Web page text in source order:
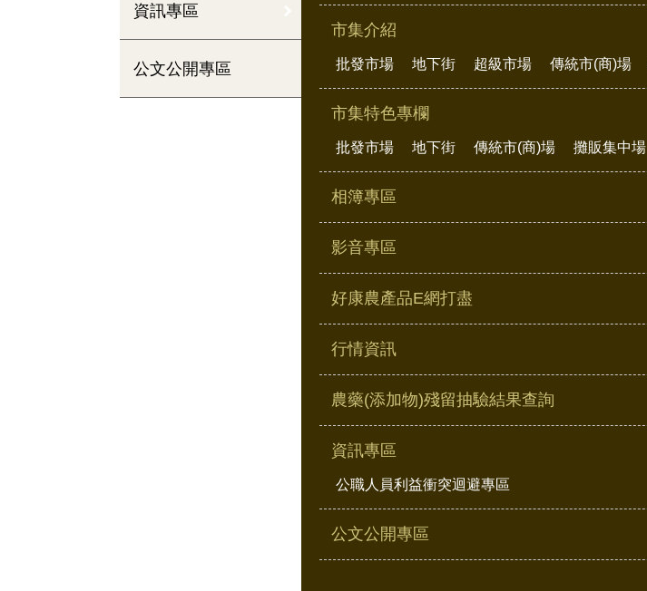
資訊專區
公文公開專區
市集介紹
批發市場 地下街 超級市場 傳統市(商)場
市集特色專欄
批發市場 地下街 傳統市(商)場 攤販集中場
相簿專區
影音專區
好康農產品E網打盡
行情資訊
農藥(添加物)殘留抽驗結果查詢
資訊專區
公職人員利益衝突迴避專區
公文公開專區